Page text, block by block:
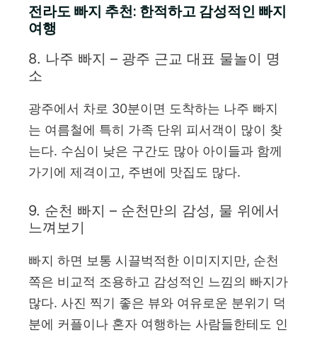
전라도 빠지 추천: 한적하고 감성적인 빠지
여행
8. 나주 빠지 – 광주 근교 대표 물놀이 명
소
광주에서 차로 30분이면 도착하는 나주 빠지
는 여름철에 특히 가족 단위 피서객이 많이 찾
는다. 수심이 낮은 구간도 많아 아이들과 함께
가기에 제격이고, 주변에 맛집도 많다.
9. 순천 빠지 – 순천만의 감성, 물 위에서
느껴보기
빠지 하면 보통 시끌벅적한 이미지지만, 순천
쪽은 비교적 조용하고 감성적인 느낌의 빠지가
많다. 사진 찍기 좋은 뷰와 여유로운 분위기 덕
분에 커플이나 혼자 여행하는 사람들한테도 인